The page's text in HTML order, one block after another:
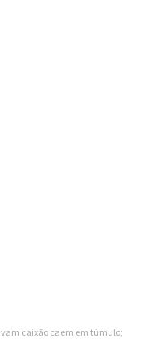
caixão caem em túmulo;